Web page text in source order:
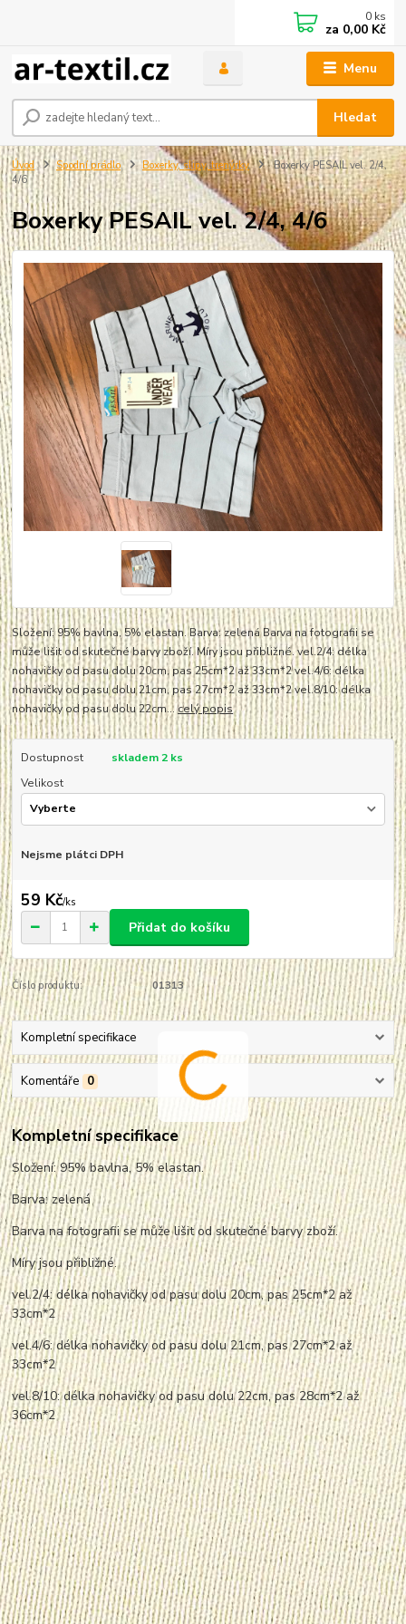
Menu
Hledat
0 ks
za 0,00 Kč
Úvod Spodní prádlo Boxerky, slipy, trenýrky
Boxerky PESAIL vel. 2/4,
4/6
Boxerky PESAIL vel. 2/4, 4/6
Složení: 95% bavlna, 5% elastan. Barva: zelená Barva na fotografii se
může lišit od skutečné barvy zboží. Míry jsou přibližné. vel.2/4: délka
nohavičky od pasu dolu 20cm, pas 25cm*2 až 33cm*2 vel.4/6: délka
nohavičky od pasu dolu 21cm, pas 27cm*2 až 33cm*2 vel.8/10: délka
nohavičky od pasu dolu 22cm...celý popis
Dostupnost
skladem 2 ks
Velikost
Nejsme plátci DPH
59 Kč/ks
Přidat do košíku
Číslo produktu: 01313
Kompletní specifikace
Komentáře 0
Kompletní specifikace
Složení: 95% bavlna, 5% elastan.
Barva: zelená
Barva na fotografii se může lišit od skutečné barvy zboží.
Míry jsou přibližné.
vel.2/4: délka nohavičky od pasu dolu 20cm, pas 25cm*2 až
33cm*2
vel.4/6: délka nohavičky od pasu dolu 21cm, pas 27cm*2 až
33cm*2
vel.8/10: délka nohavičky od pasu dolu 22cm, pas 28cm*2 až
36cm*2